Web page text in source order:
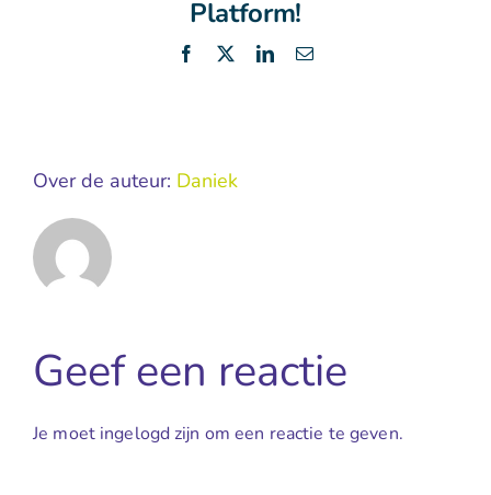
Platform!
Facebook LinkedIn
E-
Over de auteur: Daniek
Geef een reactie
Je moet ingelogd zijn om een reactie te geven.